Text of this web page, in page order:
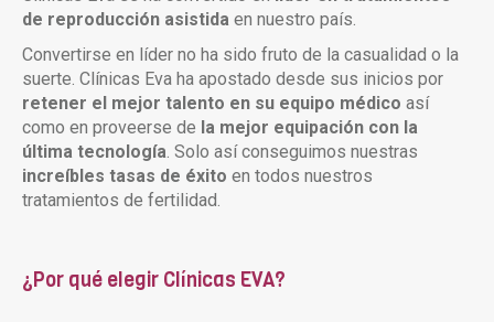
de reproducción asistida en nuestro país.
Convertirse en líder no ha sido fruto de la casualidad o la
suerte. Clínicas Eva ha apostado desde sus inicios por
retener el mejor talento en su equipo médico así
como en proveerse de la mejor equipación con la
última tecnología . Solo así conseguimos nuestras
increíbles tasas de éxito en todos nuestros
tratamientos de fertilidad.
¿Por qué elegir Clínicas EVA?